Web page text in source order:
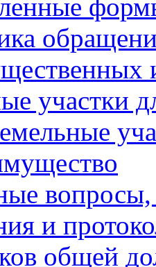
участки
вопросы,
и
общей